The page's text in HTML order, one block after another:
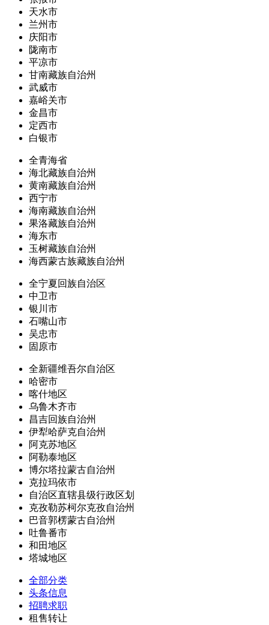
天水市
兰州市
庆阳市
陇南市
平凉市
甘南藏族自治州
武威市
嘉峪关市
金昌市
定西市
白银市
全青海省
海北藏族自治州
黄南藏族自治州
西宁市
海南藏族自治州
果洛藏族自治州
海东市
玉树藏族自治州
海西蒙古族藏族自治州
全宁夏回族自治区
中卫市
银川市
石嘴山市
吴忠市
固原市
全新疆维吾尔自治区
哈密市
喀什地区
乌鲁木齐市
昌吉回族自治州
伊犁哈萨克自治州
阿克苏地区
阿勒泰地区
博尔塔拉蒙古自治州
克拉玛依市
自治区直辖县级行政区划
克孜勒苏柯尔克孜自治州
巴音郭楞蒙古自治州
吐鲁番市
和田地区
塔城地区
全部分类
头条信息
招聘求职
租售转让